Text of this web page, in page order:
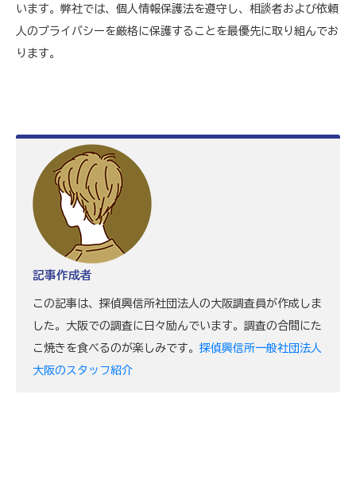
います。弊社では、個人情報保護法を遵守し、相談者および依頼
人のプライバシーを厳格に保護することを最優先に取り組んでお
ります。
記事作成者
この記事は、探偵興信所社団法人の大阪調査員が作成しま
した。大阪での調査に日々励んでいます。調査の合間にた
こ焼きを食べるのが楽しみです。 探偵興信所一般社団法人
大阪のスタッフ紹介